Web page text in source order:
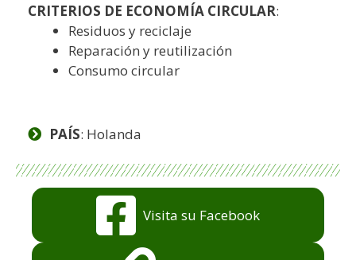
CRITERIOS DE ECONOMÍA CIRCULAR:
Residuos y reciclaje
Reparación y reutilización
Consumo circular
PAÍS: Holanda
Visita su Facebook